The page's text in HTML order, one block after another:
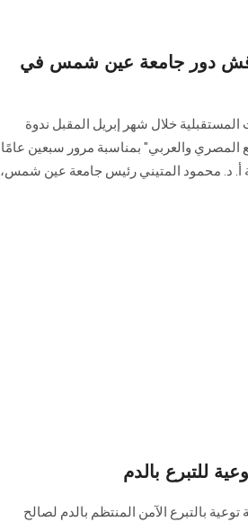
دور جامعة عين شمس في
خلال شهر إبريل المقبل ندوة
والعربي" بمناسبة مرور سبعين عامًا
وذلك تحت رعاية أ. د. محمود المتيني رئيس جامعة عين شمس،
للتبرع بالدم
بالتبرع الآمن المنتظم بالدم لصالح